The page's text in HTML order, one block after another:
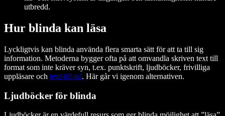
utbredd.
Hur blinda kan läsa
Lyckligtvis kan blinda använda flera smarta sätt för att ta till sig
information. Metoderna bygger ofta på att omvandla skriven text till
format som inte kräver syn, t.ex. punktskrift, ljudböcker, frivilliga
uppläsare och text-till-tal. Här går vi igenom alternativen.
Ljudböcker för blinda